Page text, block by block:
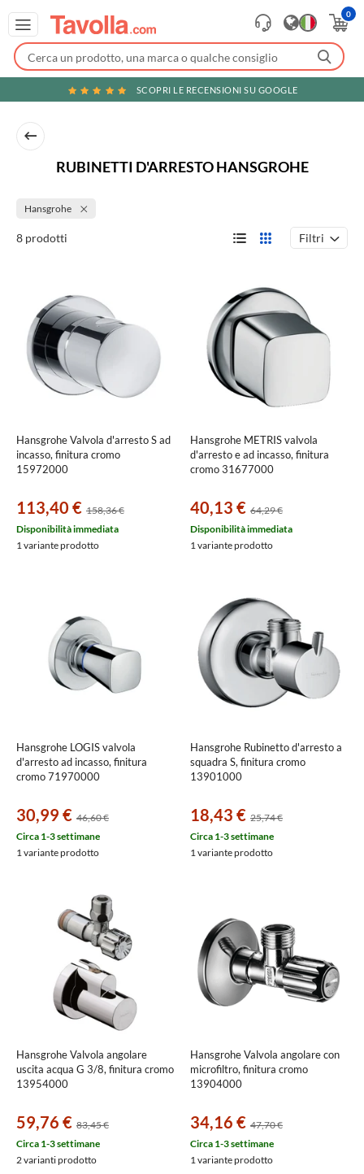
0
SCOPRI LE RECENSIONI SU GOOGLE
RUBINETTI D'ARRESTO HANSGROHE
Hansgrohe
8 prodotti Filtri
Hansgrohe Valvola d'arresto S ad
incasso, finitura cromo
15972000
113,40 € 158,36 €
Disponibilità immediata
1 variante prodotto
Hansgrohe METRIS valvola
d'arresto e ad incasso, finitura
cromo 31677000
40,13 € 64,29 €
Disponibilità immediata
1 variante prodotto
Hansgrohe LOGIS valvola
d'arresto ad incasso, finitura
cromo 71970000
30,99 € 46,60 €
Circa 1-3 settimane
1 variante prodotto
Hansgrohe Rubinetto d'arresto a
squadra S, finitura cromo
13901000
18,43 € 25,74 €
Circa 1-3 settimane
1 variante prodotto
Hansgrohe Valvola angolare
uscita acqua G 3/8, finitura cromo
13954000
59,76 € 83,45 €
Circa 1-3 settimane
2 varianti prodotto
Hansgrohe Valvola angolare con
microfiltro, finitura cromo
13904000
34,16 € 47,70 €
Circa 1-3 settimane
1 variante prodotto